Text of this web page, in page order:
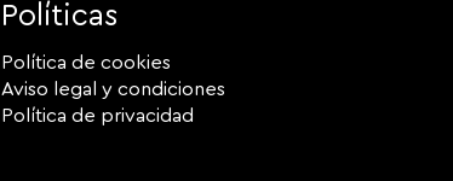
Políticas
Política de cookies
Aviso legal y condiciones
Política de privacidad